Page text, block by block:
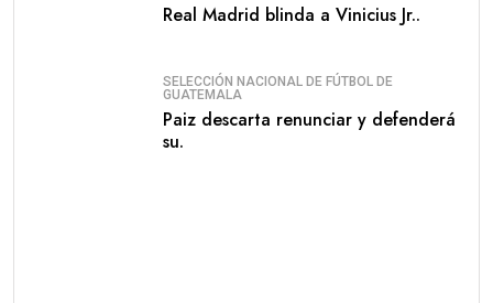
Real Madrid blinda a Vinicius Jr..
SELECCIÓN NACIONAL DE FÚTBOL DE
GUATEMALA
Paiz descarta renunciar y defenderá
su.